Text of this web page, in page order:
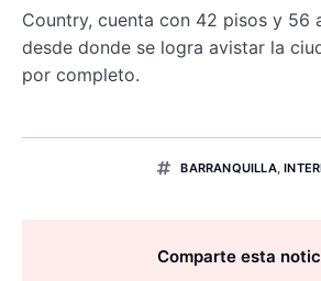
Country, cuenta con 42 pisos y 56
desde donde se logra avistar la
por completo.
BARRANQUILLA,
Comparte esta